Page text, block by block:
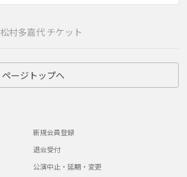
松村多嘉代 チケット
ページトップへ
新規会員登録
退会受付
公演中止・延期・変更